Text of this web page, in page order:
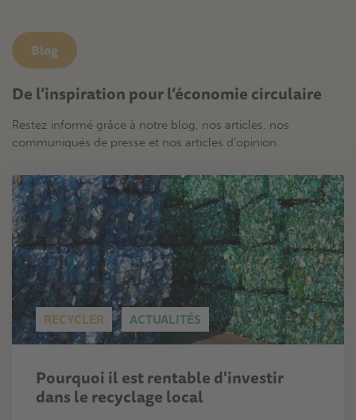
Blog
De l’inspiration pour l’économie circulaire
Restez informé grâce à notre blog, nos articles, nos
communiqués de presse et nos articles d’opinion.
RECYCLER ACTUALITÉS
Pourquoi il est rentable d'investir
dans le recyclage local